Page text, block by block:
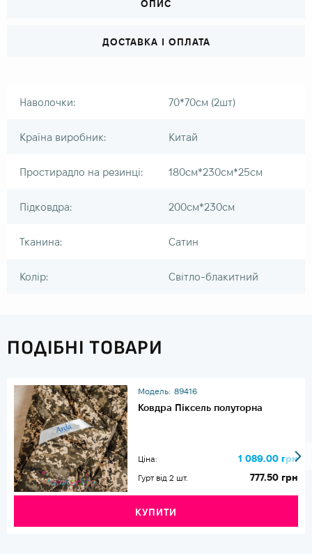
ОПИС
ДОСТАВКА І ОПЛАТА
Наволочки: 70*70см (2шт)
Країна виробник: Китай
Простирадло на резинці: 180см*230см*25см
Підковдра: 200см*230см
Тканина: Сатин
Колір: Світло-блакитний
ПОДІБНІ ТОВАРИ
Модель: 89416
Ковдра Піксель полуторна
Ціна: 1 089.00 грн
Гурт від 2 шт. 777.50 грн
КУПИТИ